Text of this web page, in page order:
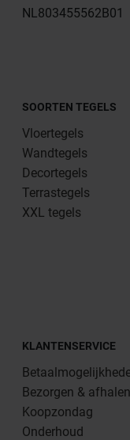
NL803455562B01
SOORTEN TEGELS
Vloertegels
Wandtegels
Decortegels
Terrastegels
XXL tegels
KLANTENSERVICE
Bezorgen & afhalen
Koopzondag
Onderhoud